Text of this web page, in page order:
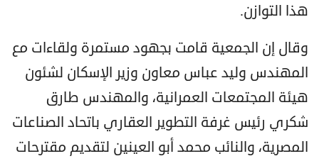
هذا التوازن.
وقال إن الجمعية قامت بجهود مستمرة ولقاءات مع
المهندس وليد عباس معاون وزير الإسكان لشئون
هيئة المجتمعات العمرانية، والمهندس طارق
شكري رئيس غرفة التطوير العقاري باتحاد الصناعات
المصرية، والنائب محمد أبو العينين لتقديم مقترحات